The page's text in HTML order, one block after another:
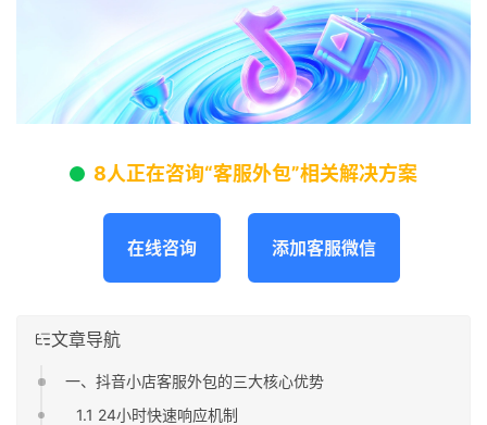
8人正在咨询“客服外包”相关解决方案
在线咨询 添加客服微信
文章导航
一、抖音小店客服外包的三大核心优势
1.1 24小时快速响应机制